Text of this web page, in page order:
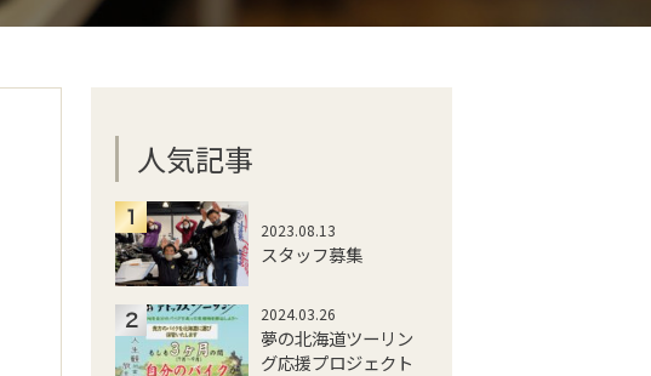
人気記事
2023.08.13
スタッフ募集
2024.03.26
夢の北海道ツーリン
グ応援プロジェクト